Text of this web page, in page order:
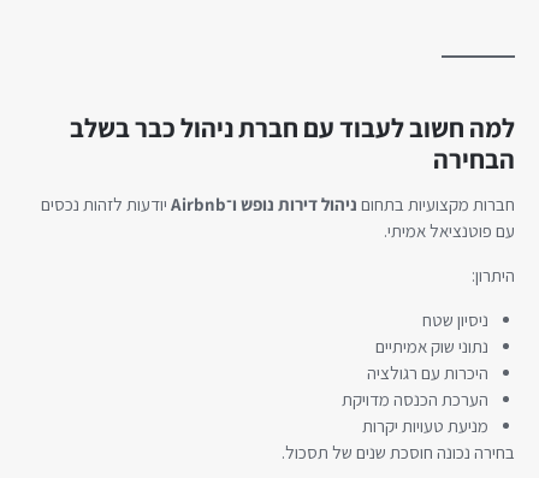
למה חשוב לעבוד עם חברת ניהול כבר בשלב
הבחירה
חברות מקצועיות בתחום ניהול דירות נופש ו־Airbnb
יודעות לזהות נכסים
עם פוטנציאל אמיתי.
היתרון:
ניסיון שטח
נתוני שוק אמיתיים
היכרות עם רגולציה
הערכת הכנסה מדויקת
מניעת טעויות יקרות
בחירה נכונה חוסכת שנים של תסכול.